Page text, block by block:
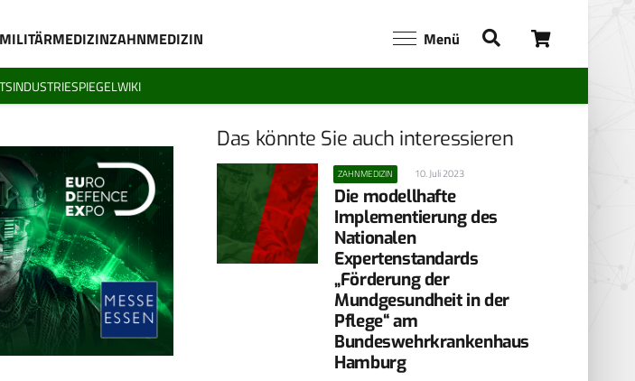
MILITÄRMEDIZINZAHNMEDIZIN Menü
INDUSTRIESPIEGELWIKI
Das könnte Sie auch interessieren
ZAHNMEDIZIN 10. Juli 2023
Die modellhafte
Implementierung des
Nationalen
Expertenstandards
„Förderung der
Mundgesundheit in der
Pflege“ am
Bundeswehrkrankenhaus
Hamburg